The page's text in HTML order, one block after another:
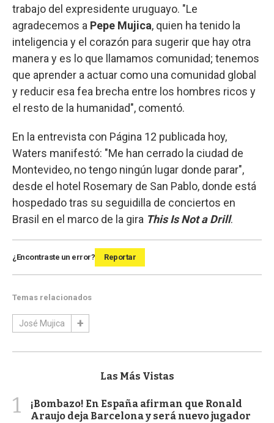
trabajo del expresidente uruguayo. "Le
agradecemos a Pepe Mujica, quien ha tenido la
inteligencia y el corazón para sugerir que hay otra
manera y es lo que llamamos comunidad; tenemos
que aprender a actuar como una comunidad global
y reducir esa fea brecha entre los hombres ricos y
el resto de la humanidad", comentó.
En la entrevista con Página 12 publicada hoy,
Waters manifestó: "Me han cerrado la ciudad de
Montevideo, no tengo ningún lugar donde parar",
desde el hotel Rosemary de San Pablo, donde está
hospedado tras su seguidilla de conciertos en
Brasil en el marco de la gira This Is Not a Drill.
¿Encontraste un error? Reportar
Temas relacionados
José Mujica
Las Más Vistas
1
¡Bombazo! En España afirman que Ronald
Araujo deja Barcelona y será nuevo jugador